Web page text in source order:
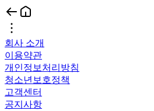
회사 소개
이용약관
개인정보처리방침
청소년보호정책
고객센터
공지사항